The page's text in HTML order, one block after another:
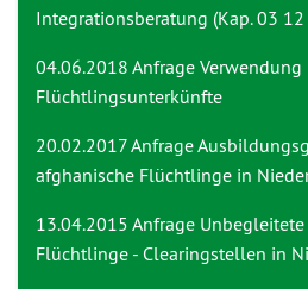
Integrationsberatung (Kap. 03
04.06.2018 Anfrage
Flüchtlingsunterkünfte
20.02.2017 Anfrage
afghanische Flüchtlinge in
13.04.2015 Anfrage
Flüchtlinge - Clearingstellen in